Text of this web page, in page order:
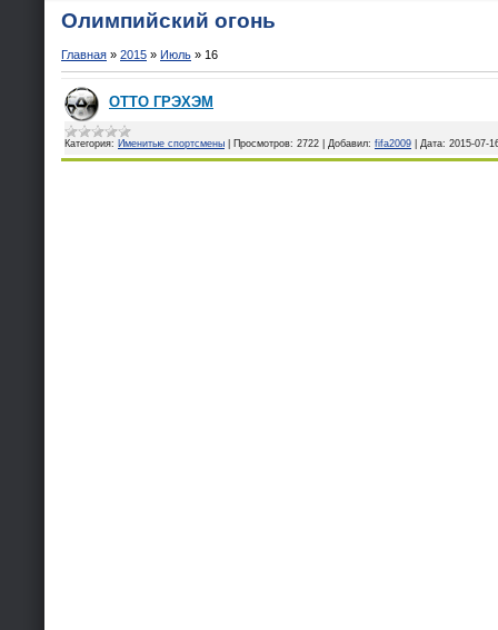
Олимпийский огонь
Главная » 2015 » Июль » 16
ОТТО ГРЭХЭМ
Категория: Именитые спортсмены Просмотров: 2722 Добавил: fifa2009 Дата: 2015-07-